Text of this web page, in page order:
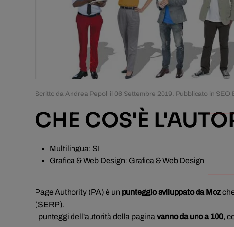
Scritto da Andrea Pepoli il 06 Settembre 2019. Pubblicato in SEO
CHE COS'È
Multilingua: SI
Grafica & Web Design: Grafica & Web Design
Page Authority (PA) è un punteggio sviluppato da Moz
(SERP).
I punteggi dell'autorità della pagina vanno da uno a 100,